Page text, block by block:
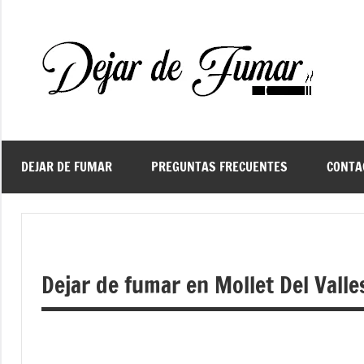
contenido
de
DEJAR DE FUMAR PREGUNTAS FRECUENTES
Dejar de fumar en Mollet Del